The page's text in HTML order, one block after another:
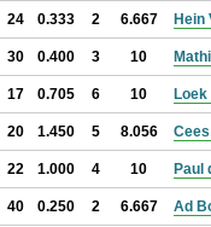
24 0.333 2 6.667 Hein
30 0.400 3 10
17 0.705 6 10
20 1.450 5 8.056
22 1.000 4 10 Paul
40 0.250 2 6.667 Ad